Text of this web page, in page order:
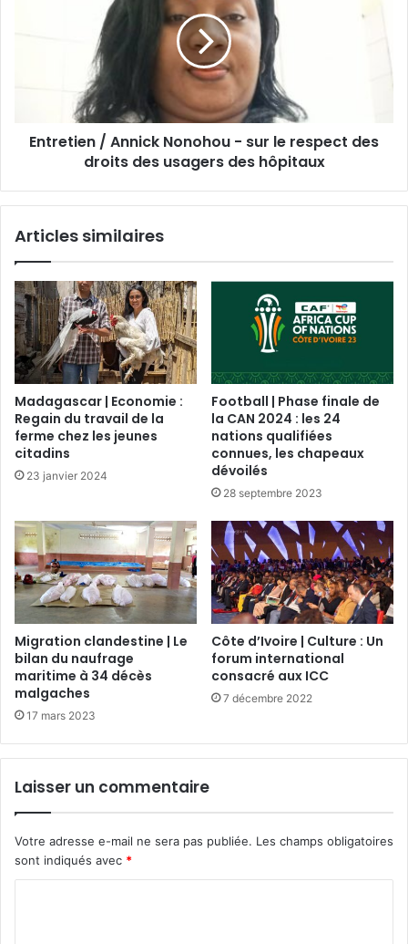
Entretien / Annick Nonohou - sur le respect des
droits des usagers des hôpitaux
Articles similaires
Madagascar | Economie :
Regain du travail de la
ferme chez les jeunes
citadins
23 janvier 2024
Football | Phase finale de
la CAN 2024 : les 24
nations qualifiées
connues, les chapeaux
dévoilés
28 septembre 2023
Migration clandestine | Le
bilan du naufrage
maritime à 34 décès
malgaches
17 mars 2023
Côte d’Ivoire | Culture : Un
forum international
consacré aux ICC
7 décembre 2022
Laisser un commentaire
Votre adresse e-mail ne sera pas publiée. Les champs obligatoires
sont indiqués avec *